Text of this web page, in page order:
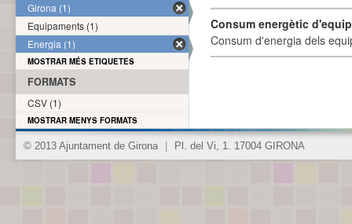
Consum energètic
Consum d'energia dels
Girona (1)
Equipaments (1)
Energia (1)
MOSTRAR MÉS ETIQUETES
FORMATS
CSV (1)
MOSTRAR MENYS FORMATS
© 2013 Ajuntament de Girona Pl. del Vi, 1. 17004 GIRONA